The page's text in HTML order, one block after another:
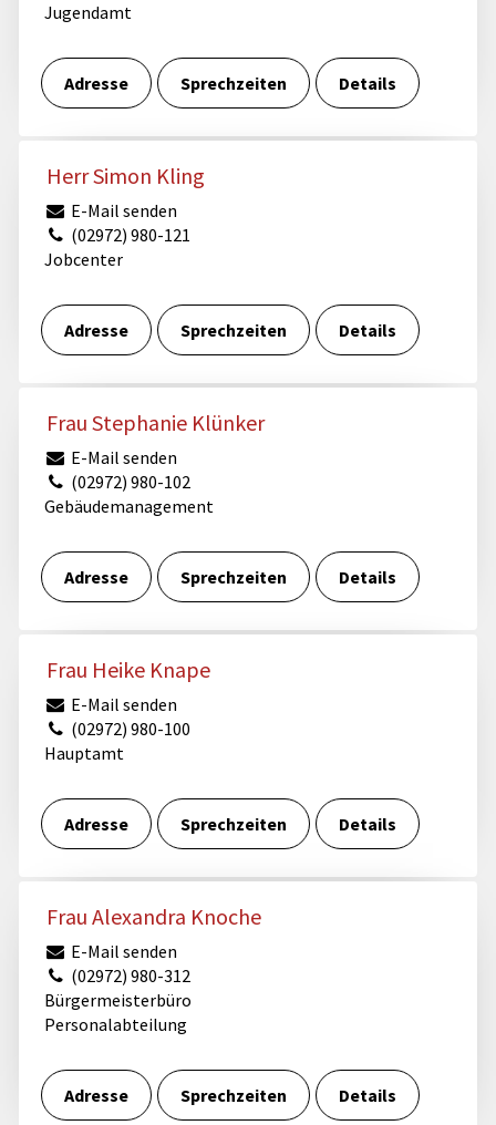
Jugendamt
Adresse Sprechzeiten Details
Herr Simon Kling
E-Mail senden
(02972) 980-121
Jobcenter
Adresse Sprechzeiten Details
Frau Stephanie Klünker
E-Mail senden
(02972) 980-102
Gebäudemanagement
Adresse Sprechzeiten Details
Frau Heike Knape
E-Mail senden
(02972) 980-100
Hauptamt
Adresse Sprechzeiten Details
Frau Alexandra Knoche
E-Mail senden
(02972) 980-312
Bürgermeisterbüro
Personalabteilung
Adresse Sprechzeiten Details